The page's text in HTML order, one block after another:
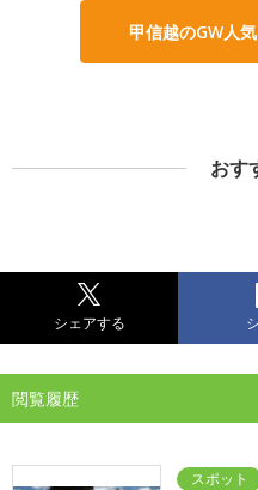
甲信越のGW人
おす
シェアする
閲覧履歴